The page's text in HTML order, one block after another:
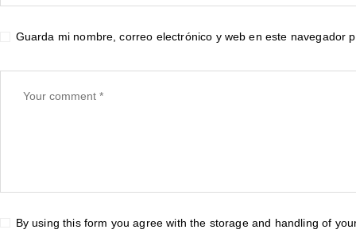
Guarda mi nombre, correo electrónico y web en este navegador
By using this form you agree with the storage and handling of